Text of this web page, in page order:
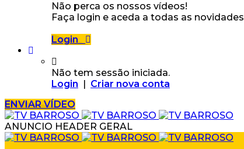
Não perca os nossos vídeos!
Faça login e aceda a todas as novidades
Login
Não tem sessão iniciada.
Login | Criar nova conta
ENVIAR VÍDEO
ANUNCIO HEADER GERAL